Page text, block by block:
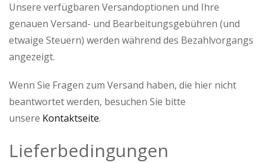
Unsere verfügbaren Versandoptionen und Ihre
genauen Versand- und Bearbeitungsgebühren (und
etwaige Steuern) werden während des Bezahlvorgangs
angezeigt.
Wenn Sie Fragen zum Versand haben, die hier nicht
beantwortet werden, besuchen Sie bitte
unsere Kontaktseite.
Lieferbedingungen